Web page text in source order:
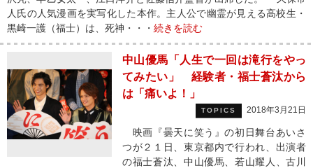
人氏の人気漫画を実写化した本作。主人公で幽霊が見える高校生・
黒崎一護（福士）は、死神・・・ 続きを読む
中山優馬「人生で一回は滝行をやっ
てみたい」 経験者・福士蒼汰から
は「痛いよ！」
TOPICS 2018年3月21日
映画『曇天に笑う』の初日舞台あいさ
つが２１日、東京都内で行われ、出演者
の福士蒼汰、中山優馬、若山耀人、古川